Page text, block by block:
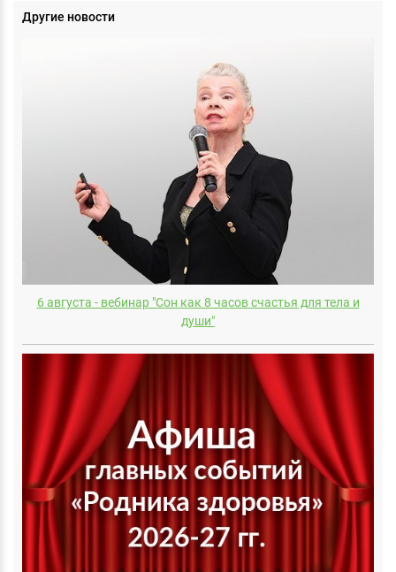
Другие новости
6 августа - вебинар "Сон как 8 часов счастья для тела и
души"